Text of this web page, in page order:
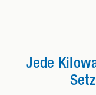
Jede